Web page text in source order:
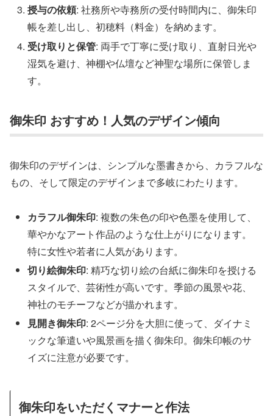
授与の依頼: 社務所や寺務所の受付時間内に、御朱印
帳を差し出し、初穂料（料金）を納めます。
受け取りと保管: 両手で丁寧に受け取り、直射日光や
湿気を避け、神棚や仏壇など神聖な場所に保管しま
す。
御朱印 おすすめ！人気のデザイン傾向
御朱印のデザインは、シンプルな墨書きから、カラフルな
もの、そして限定のデザインまで多岐にわたります。
カラフル御朱印: 複数の朱色の印や色墨を使用して、
華やかなアート作品のような仕上がりになります。
特に女性や若者に人気があります。
切り絵御朱印: 精巧な切り絵の台紙に御朱印を授ける
スタイルで、芸術性が高いです。季節の風景や花、
神社のモチーフなどが描かれます。
見開き御朱印: 2ページ分を大胆に使って、ダイナミ
ックな筆遣いや風景画を描く御朱印。御朱印帳のサ
イズに注意が必要です。
御朱印をいただくマナーと作法